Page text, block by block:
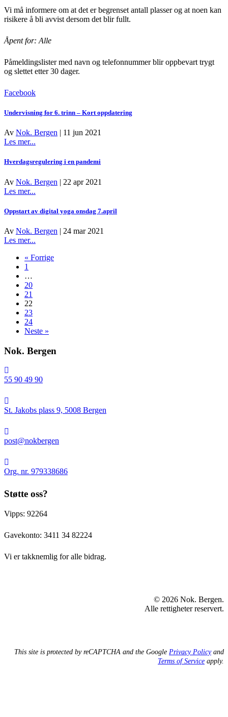
Vi må informere om at det er begrenset antall plasser og at noen kan
risikere å bli avvist dersom det blir fullt.
Åpent for: Alle
Påmeldingslister med navn og telefonnummer blir oppbevart trygt
og slettet etter 30 dager.
Facebook
Undervisning for 6. trinn – Kort oppdatering
Av Nok. Bergen | 11 jun 2021
Les mer...
for
trinn
–
Kort
Hverdagsregulering i en pandemi
Av Nok. Bergen | 22 apr 2021
Les mer...
i
pandemi
Oppstart av digital yoga onsdag 7.april
Av Nok. Bergen | 24 mar 2021
Les mer...
av
« Forrige
1
…
20
21
22
23
24
Neste »
Nok. Bergen
55 90 49 90
Jakobs
5008
Bergen
St. Jakobs plass 9, 5008 Bergen
post@nokbergen
nr.
Org. nr. 979338686
Støtte oss?
Vipps: 92264
Gavekonto: 3411 34 82224
Vi er takknemlig for alle bidrag.
© 2026 Nok. Bergen.
Alle rettigheter reservert.
This site is protected by reCAPTCHA and the Google Privacy Policyand
Terms of Service apply.